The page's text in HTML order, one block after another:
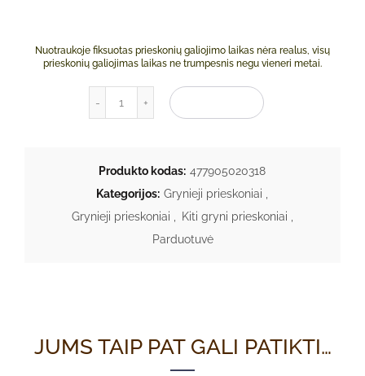
Nuotraukoje fiksuotas prieskonių galiojimo laikas nėra realus, visų
prieskonių galiojimas laikas ne trumpesnis negu vieneri metai.
produkto kiekis: Mėlynžiedė ožragė (UCCHO
Produkto kodas: 477905020318
Kategorijos: Grynieji prieskoniai
Grynieji prieskoniai
Kiti gryni prieskoniai
Parduotuvė
JUMS TAIP PAT GALI PATIKTI…